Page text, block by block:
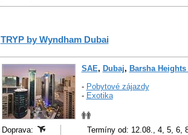
TRYP by Wyndham Dubai
SAE, Dubaj, Barsha Heights
- Pobytové zájazdy
- Exotika
Doprava:
Termíny od: 12.08., 4, 5, 6,